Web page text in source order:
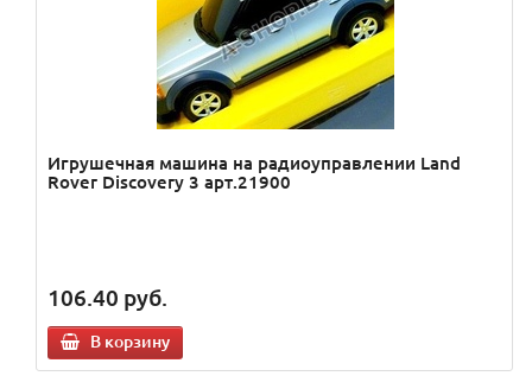
Игрушечная машина на радиоуправлении Land
Rover Discovery 3 арт.21900
106.40 руб.
В корзину